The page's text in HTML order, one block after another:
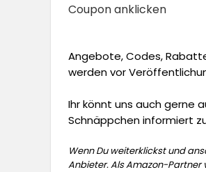
Coupon anklicken
Angebote, Codes,
werden vor
Ihr könnt uns auch gerne
Schnäppchen informiert
Wenn Du weiterklickst und
Anbieter. Als Amazon-Partner